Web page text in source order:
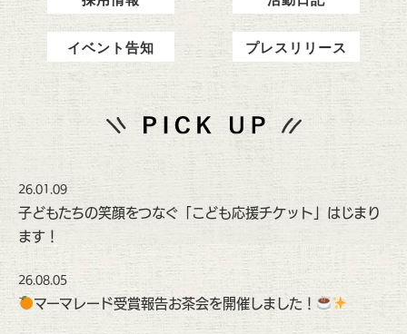
イベント告知 プレスリリース
26.01.09
子どもたちの笑顔をつなぐ「こども応援チケット」はじまり
ます！
26.08.05
マーマレード受賞報告お茶会を開催しました！